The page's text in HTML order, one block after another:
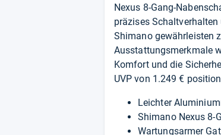
Nexus 8-Gang-
präzises
Shimano gewährleisten
Ausstattungsmerkmale
Komfort und die
UVP von 1.249 €
Leichter
Shimano Nexus 8-
Wartungsarmer